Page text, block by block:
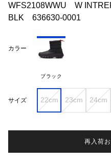
WFS2108WWU W
BLK 636630-0001
カラー
ブラック
サイズ 22cm 23cm 24cm
再入荷